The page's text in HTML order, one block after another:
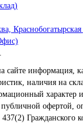
сайте информация,
наличия на
характер
публичной офертой,
Гражданского